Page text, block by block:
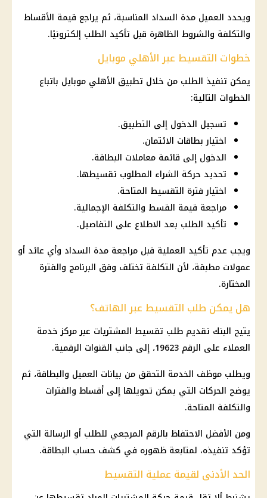
ويحدد العميل مدة السداد المناسبة، ثم يراجع قيمة الأقساط
والتكلفة والشروط الظاهرة قبل تأكيد الطلب إلكترونيًا.
خطوات التقسيط عبر الأهلي موبايل
يمكن تنفيذ الطلب من خلال تطبيق الأهلي موبايل باتباع
الخطوات التالية:
تسجيل الدخول إلى التطبيق.
اختيار بطاقات الائتمان.
الدخول إلى قائمة معاملات البطاقة.
تحديد حركة الشراء المطلوب تقسيطها.
اختيار فترة التقسيط المتاحة.
مراجعة قيمة القسط والتكلفة الإجمالية.
تأكيد الطلب بعد الاطلاع على التفاصيل.
ويجب عدم تأكيد العملية قبل مراجعة مدة السداد وأي عائد أو
عمولات مطبقة، لأن التكلفة تختلف وفق البرنامج والفترة
المختارة.
هل يمكن طلب التقسيط عبر الهاتف؟
يتيح البنك تقديم طلب تقسيط المشتريات عبر مركز خدمة
العملاء على الرقم 19623، إلى جانب القنوات الرقمية.
ويطلب موظف الخدمة التحقق من بيانات العميل والبطاقة، ثم
يوضح الحركات التي يمكن تحويلها إلى أقساط والفترات
والتكلفة المتاحة.
ومن الأفضل الاحتفاظ بالرقم المرجعي للطلب أو الرسالة التي
تؤكد تنفيذه، لمتابعة ظهوره في كشف حساب البطاقة.
الحد الأدنى لقيمة عملية التقسيط